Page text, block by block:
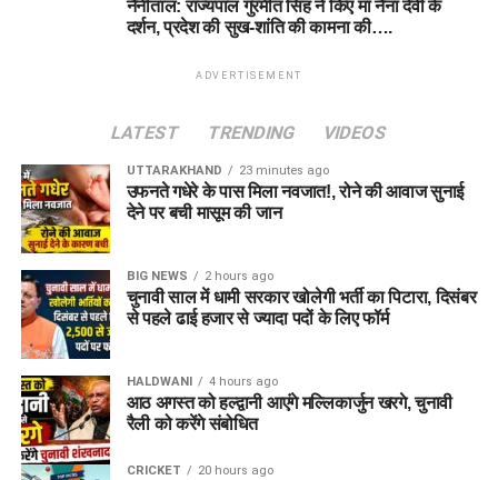
नैनीताल: राज्यपाल गुरमीत सिंह ने किए मां नैना देवी के
दर्शन, प्रदेश की सुख-शांति की कामना की….
ADVERTISEMENT
LATEST TRENDING VIDEOS
UTTARAKHAND 23 minutes ago
उफनते गधेरे के पास मिला नवजात!, रोने की आवाज सुनाई
देने पर बची मासूम की जान
BIG NEWS 2 hours ago
चुनावी साल में धामी सरकार खोलेगी भर्ती का पिटारा, दिसंबर
से पहले ढाई हजार से ज्यादा पदों के लिए फॉर्म
HALDWANI 4 hours ago
आठ अगस्त को हल्द्वानी आएंगे मल्लिकार्जुन खरगे, चुनावी
रैली को करेंगे संबोधित
CRICKET 20 hours ago